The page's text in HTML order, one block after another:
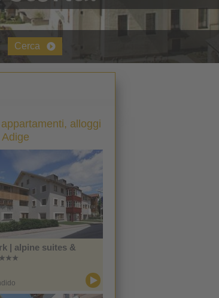
Cerca
alloggi
| alpine suites &